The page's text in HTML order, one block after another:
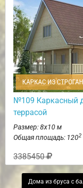
КАРКАС ИЗ
№109 Каркасный
террасой
Размер: 8х10 м
Общая площадь: 1202
3385450
Дома из бруса с